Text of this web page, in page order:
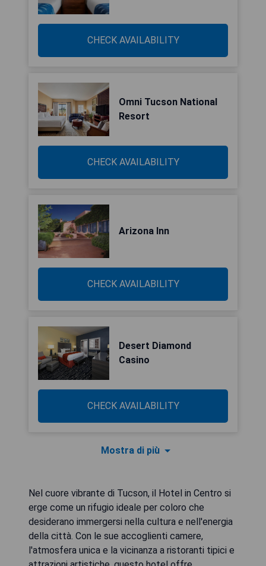
CHECK AVAILABILITY
Omni Tucson National
Resort
CHECK AVAILABILITY
Arizona Inn
CHECK AVAILABILITY
Desert Diamond
Casino
CHECK AVAILABILITY
Mostra di più
Nel cuore vibrante di Tucson, il Hotel in Centro si
erge come un rifugio ideale per coloro che
desiderano immergersi nella cultura e nell'energia
della città. Con le sue accoglienti camere,
l'atmosfera unica e la vicinanza a ristoranti tipici e